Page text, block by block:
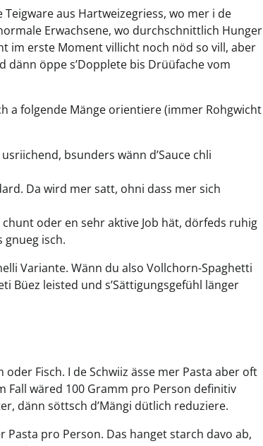
aus Hartweizegriess, wo mer i de
Erwachsene, wo durchschnittlich Hunger
im erste Moment villicht noch nöd so vill, aber
öppe s’Dopplete bis Drüüfache vom
a folgende Mänge orientiere (immer Rohgwicht
bsunders wänn d’Sauce chli
Da wird mer satt, ohni dass mer sich
oder en sehr aktive Job hät, dörfeds ruhig
gnueg isch.
Variante. Wänn du also Vollchorn-Spaghetti
Büez leisted und s’Sättigungsgefühl länger
oder Fisch. I de Schwiiz ässe mer Pasta aber oft
Fall wäred 100 Gramm pro Person definitiv
dänn söttsch d’Mängi dütlich reduziere.
Pasta pro Person. Das hanget starch davo ab,